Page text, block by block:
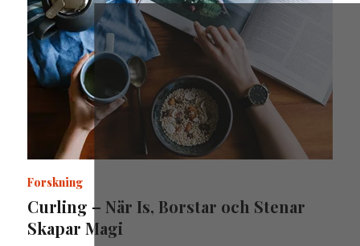
Forskning
Curling – När Is, Borstar och Stenar
Skapar Magi